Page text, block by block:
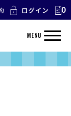
ログイン 0
MENU